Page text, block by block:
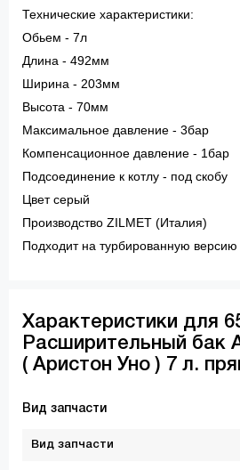
Технические характеристики:
Обьем - 7л
Длина - 492мм
Ширина - 203мм
Высота - 70мм
Максимальное давление - 3бар
Компенсационное давление - 1бар
Подсоединение к котлу - под скобу
Цвет серый
Производство ZILMET (Италия)
Подходит на турбированную версию
Характеристики для
Расширительный бак
( Аристон Уно ) 7 л.
Вид запчасти
Вид запчасти